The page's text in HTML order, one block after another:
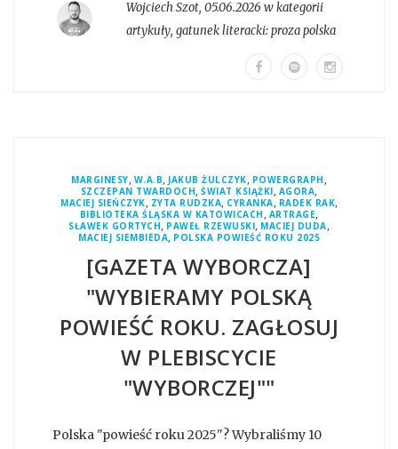
Wojciech Szot, 05.06.2026 w kategorii
artykuły, gatunek literacki:proza polska
MARGINESY, W.A.B, JAKUB ŻULCZYK, POWERGRAPH ,
SZCZEPAN TWARDOCH,ŚWIAT KSIĄŻKI, AGORA,
MACIEJ SIEŃCZYK, ZYTA RUDZKA, CYRANKA, RADEK RAK,
BIBLIOTEKA ŚLĄSKA W KATOWICACH , ARTRAGE,
SŁAWEK GORTYCH, PAWEŁ RZEWUSKI, MACIEJ DUDA,
MACIEJ SIEMBIEDA, POLSKA POWIEŚĆ ROKU 2025
[GAZETA WYBORCZA]
"WYBIERAMY POLSKĄ
POWIEŚĆ ROKU. ZAGŁOSUJ
W PLEBISCYCIE
"WYBORCZEJ""
Polska "powieść roku 2025"? Wybraliśmy 10